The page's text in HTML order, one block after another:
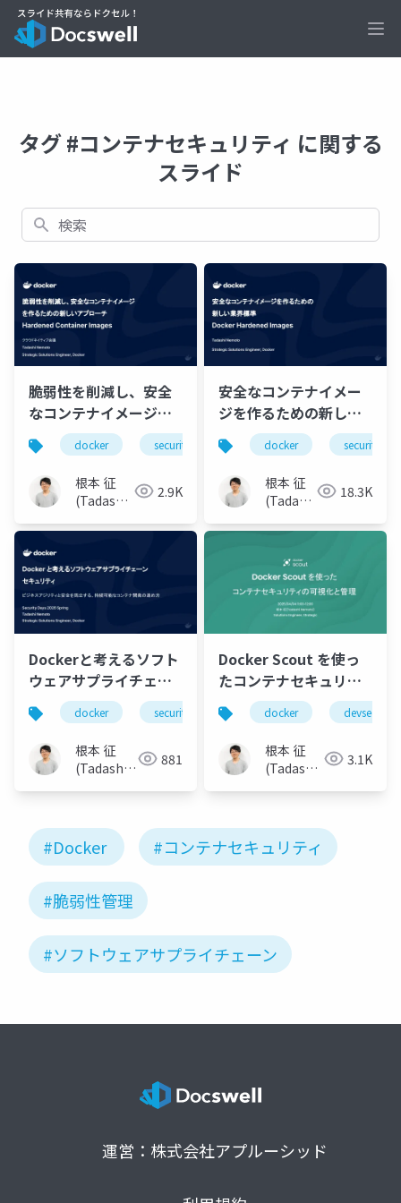
タグ #コンテナセキュリティ に関する
スライド
検索
脆弱性を削減し、安全
なコンテナイメージを
作るための新しいアプ
ローチ：Hardened
Container Images
docker security container
根本 征
(Tadashi
2.9K
安全なコンテナイメー
ジを作るための新しい
業界標準: Docker
Hardened Images
docker security
根本 征
(Tadashi
18.3K
Dockerと考えるソフト
ウェアサプライチェー
ンセキュリティ 〜ビジ
ネスアジリティと安全
を両立する、持続可能
なコンテナ開発の進め
方〜
docker security sbom コンテナ
根本 征
(Tadashi
881
Docker Scout を使っ
たコンテナセキュリテ
ィの可視化と管理
docker devsecops
根本 征
(Tadashi
3.1K
#Docker #コンテナセキュリティ
#脆弱性管理
#ソフトウェアサプライチェーン
運営：株式会社アプルーシッド